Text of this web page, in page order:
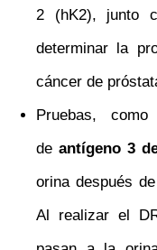
2 (hK2), junto
determinar la
cáncer de
Pruebas,
de antígeno 3
orina después
Al realizar el